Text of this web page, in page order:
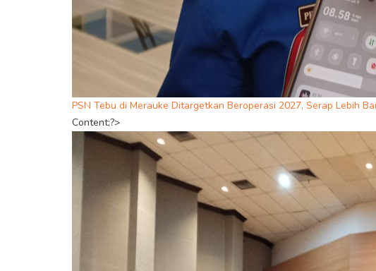
PSN Tebu di Merauke Ditargetkan Beroperasi 2027, Serap Lebih
Content;?>